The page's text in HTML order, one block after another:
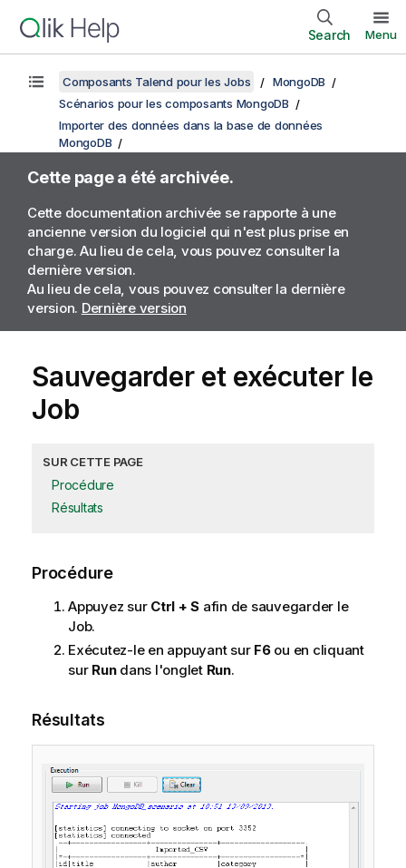
Search Menu
Composants Talend pour les Jobs
MongoDB
Scénarios pour les composants MongoDB
Importer des données dans la base de données
MongoDB
Cette page a été archivée.
Cette documentation archivée se rapporte à une
ancienne version du logiciel qui n'est plus prise en
charge. Au lieu de cela, vous pouvez consulter la
dernière version.
Au lieu de cela, vous pouvez consulter la dernière
version. Dernière version
Sauvegarder et exécuter le
Job
SUR CETTE PAGE
Procédure
Résultats
Procédure
Appuyez sur Ctrl + S afin de sauvegarder le
Job.
Exécutez-le en appuyant sur F6ou en cliquant
sur Rundans l'onglet Run.
Résultats